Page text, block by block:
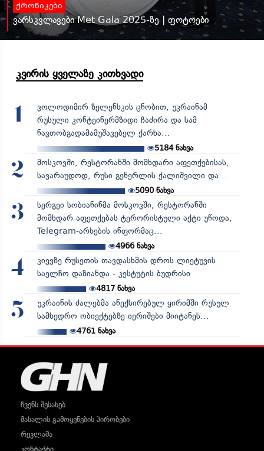
ქრონიკები
ვარსკვლავები Met Gala 2025-ზე | ფოტოები
კვირის ყველაზე კითხვადი
1
ვოლოდიმირ ზელენსკის ცნობით, უკრაინამ
რუსული კონტეინერმზიდი ჩაძირა და სამ
ნავთობგადამამუშავებელ ქარხა...
5184ნახვა
2
მოსკოვში, რესტორანში მომხდარი აფეთქებისას,
სავარაუდოდ, რუსი გენერლის ქალიშვილი და...
5090ნახვა
3
სერგეი სობიანინმა მოსკოვში, რესტორანში
მომხდარ აფეთქებას ტერორისტული აქტი უწოდა,
Telegram-არხების ინფორმაც...
4966ნახვა
4
კიევზე რუსეთის თავდასხმის დროს ლიეტუვის
საელჩო დაზიანდა - კესტუტის ბუდრისი
4817ნახვა
5
უკრაინის ძალებმა ანექსირებულ ყირიმში რუსულ
სამხედრო ობიექტებზე იერიშები მიიტანეს...
4761ნახვა
ჩვენს შესახებ
მასალის გამოყენების პირობები
რეკლამა
კონტაქტი